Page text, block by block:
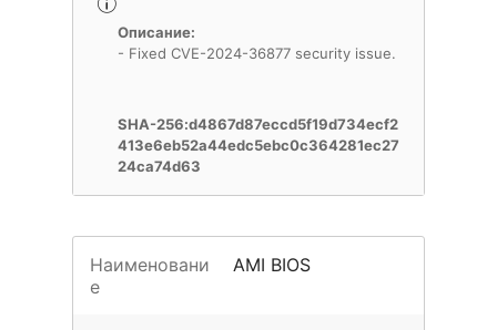
Описание:
- Fixed CVE-2024-36877 security issue.
SHA-256:d4867d87eccd5f19d734ecf2
413e6eb52a44edc5ebc0c364281ec27
24ca74d63
Наименовани
е
AMI BIOS